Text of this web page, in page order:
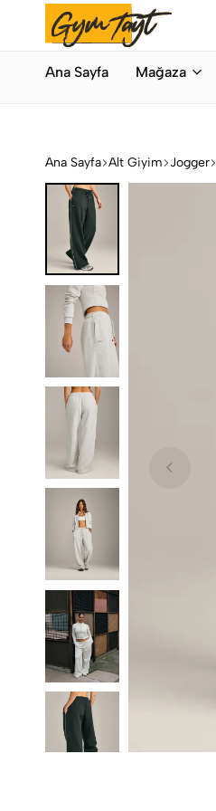
Bahar ModasıHemen Alışveriş Yap
Fazlası
Ana Sayfa Mağaza
Ana Sayfa Alt Giyim Jogger